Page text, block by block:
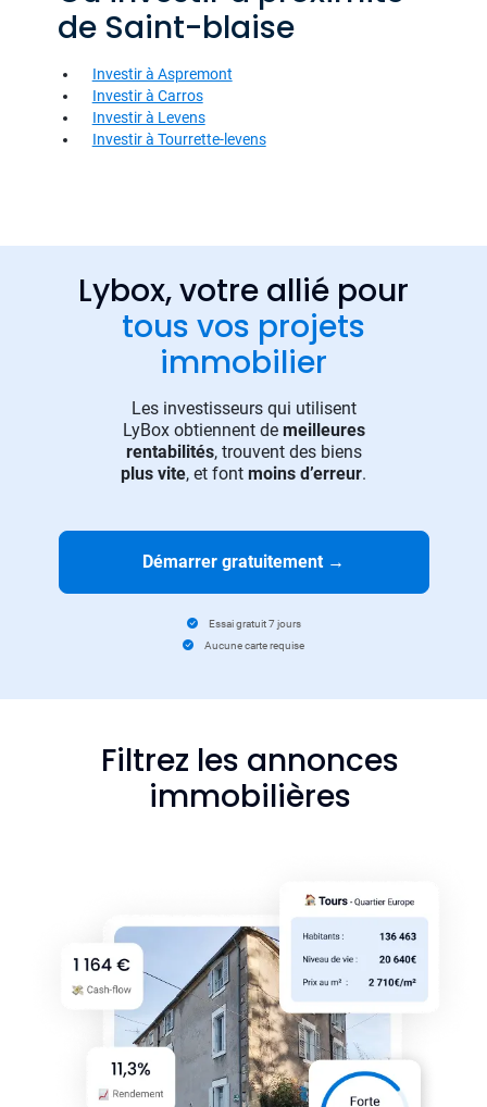
de Saint-blaise
Investir à Aspremont
Investir à Carros
Investir à Levens
Investir à Tourrette-levens
Lybox, votre allié pour
tous vos projets
immobilier
Les investisseurs qui utilisent
LyBox obtiennent de meilleures
rentabilités, trouvent des biens
plus vite, et font moins d’erreur.
Démarrer gratuitement →
Essai gratuit 7 jours
Aucune carte requise
Filtrez les annonces
immobilières